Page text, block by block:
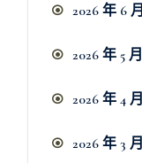
2026 年 6 月
2026 年 5 月
2026 年 4 月
2026 年 3 月